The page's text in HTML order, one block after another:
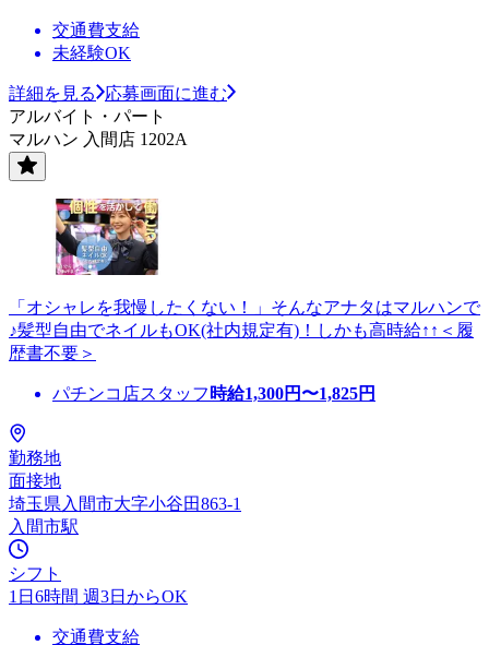
交通費支給
未経験OK
詳細を見る
応募画面に進む
アルバイト・パート
マルハン 入間店 1202A
「オシャレを我慢したくない！」そんなアナタはマルハンで
♪髪型自由でネイルもOK(社内規定有)！しかも高時給↑↑＜履
歴書不要＞
パチンコ店スタッフ 時給1,300円〜1,825円
勤務地
面接地
埼玉県入間市大字小谷田863-1
入間市駅
シフト
1日6時間 週3日からOK
交通費支給